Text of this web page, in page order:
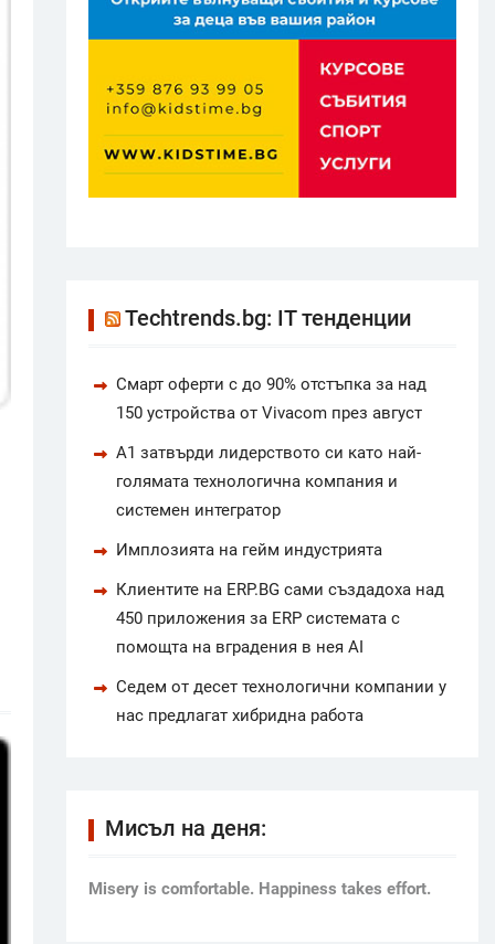
Techtrends.bg: IT тенденции
Смарт оферти с до 90% отстъпка за над
150 устройства от Vivacom през август
А1 затвърди лидерството си като най-
голямата технологична компания и
системен интегратор
Имплозията на гейм индустрията
Клиентите на ERP.BG сами създадоха над
450 приложения за ERP системата с
помощта на вградения в нея AI
Седем от десет технологични компании у
нас предлагат хибридна работа
Мисъл на деня:
Мisery is comfortable. Happiness takes effort.